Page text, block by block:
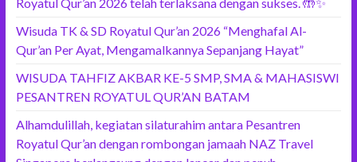
Wisuda TK & SD Royatul Qur’an 2026 “Menghafal Al-
Qur’an Per Ayat, Mengamalkannya Sepanjang Hayat”
WISUDA TAHFIZ AKBAR KE-5 SMP, SMA & MAHASISWI
PESANTREN ROYATUL QUR’AN BATAM
Alhamdulillah, kegiatan silaturahim antara Pesantren
Royatul Qur’an dengan rombongan jamaah NAZ Travel